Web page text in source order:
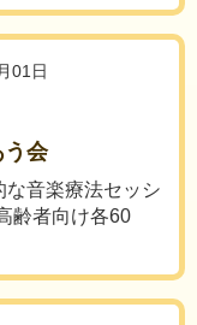
01日
う会
音楽療法セッシ
齢者向け各60